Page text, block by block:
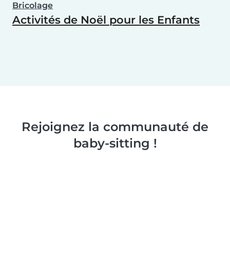
Bricolage
Activités de Noël pour les Enfants
Rejoignez la communauté de
baby-sitting !